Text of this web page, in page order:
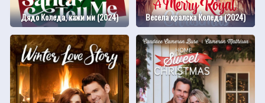
Дядо Коледа, кажи ми (2024) Весела кралска Коледа (2024)